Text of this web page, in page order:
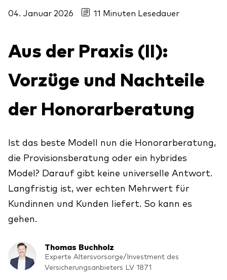
Anleihen
ETFs
Indexfonds
Modellportfolios
Multi-asset
Money market
Investieren mit uns
Fondsdokumente und Richtlinien
Vanguard Produkte kaufen
Events
Marktausblick 2026
Säulen
Financial Planning
Investment Know how
Marktkommentare
Ihr Wissenshub: Studien & Analysen
Über Vanguard
Kontakt
04. Januar 2026 11 Minuten Lesedauer
Aus der Praxis (II):
Vorzüge und Nachteile
der Honorarberatung
Ist das beste Modell nun die Honorarberatung,
die Provisionsberatung oder ein hybrides
Model? Darauf gibt keine universelle Antwort.
Langfristig ist, wer echten Mehrwert für
Kundinnen und Kunden liefert. So kann es
gehen.
Thomas Buchholz
Experte Altersvorsorge/Investment des
Versicherungsanbieters LV 1871